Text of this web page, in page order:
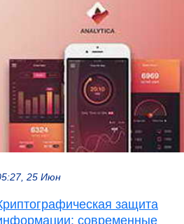
25 Июн
защита
современные